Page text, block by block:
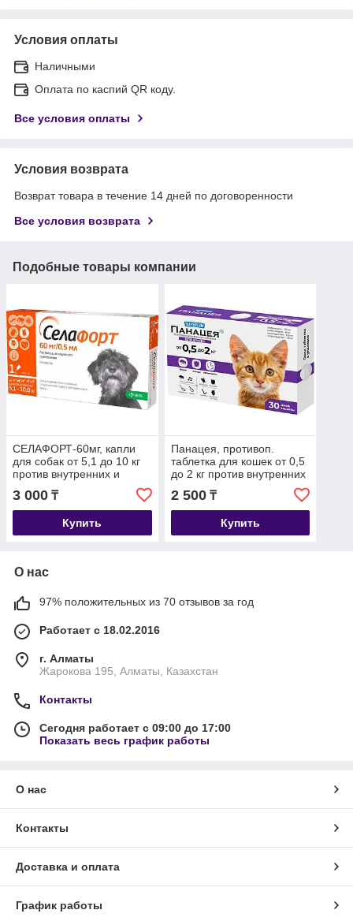
Условия оплаты
Наличными
Оплата по каспий QR коду.
Все условия оплаты
Условия возврата
Возврат товара в течение 14 дней по договоренности
Все условия возврата
Подобные товары компании
СЕЛАФОРТ-60мг, капли
для собак от 5,1 до 10 кг
против внутренних и
внешних паразитов, уп.1
пипетка
3 000 ₸
Купить
Панацея, противоп.
таблетка для кошек от 0,5
до 2 кг против внутренних
и внешних паразитов, уп.1
таблетка
2 500₸
Купить
О нас
97% положительных из 70 отзывов за год
Работает с 18.02.2016
г. Алматы
Жарокова 195, Алматы, Казахстан
Контакты
Сегодня работает с 09:00 до 17:00
Показать весь график работы
О нас
Контакты
Доставка и оплата
График работы